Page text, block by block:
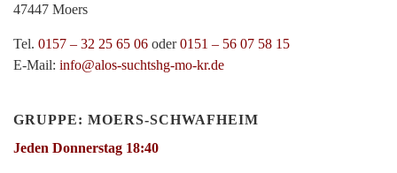
47447 Moers
Tel. 0157 – 32 25 65 06 oder0151 – 56 07 58 15
E-Mail: info@alos-suchtshg-mo-kr.de
GRUPPE: MOERS-SCHWAFHEIM
Jeden Donnerstag 18:40